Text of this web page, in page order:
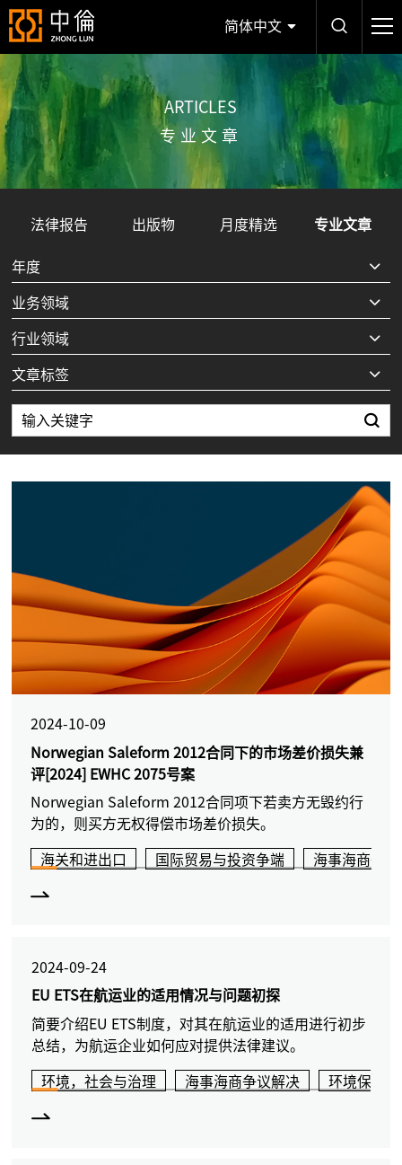
简体中文
ARTICLES
专业文章
法律报告 出版物 月度精选 专业文章
年度
业务领域
行业领域
文章标签
2024-10-09
Norwegian Saleform 2012合同下的市场差价损失兼
评[2024] EWHC 2075号案
Norwegian Saleform 2012合同项下若卖方无毁约行
为的，则买方无权得偿市场差价损失。
海关和进出口 国际贸易与投资争端 海事海商争
2024-09-24
EU ETS在航运业的适用情况与问题初探
简要介绍EU ETS制度，对其在航运业的适用进行初步
总结，为航运企业如何应对提供法律建议。
环境，社会与治理 海事海商争议解决 环境保护